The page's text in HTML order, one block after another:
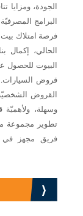
الجودة، ومزايا
البرامج
فرصة امتلاك
الحالي، إكمال
البيوت
قروض السيارات.
القروض
وسهلة،
تطوير مجموعة
فريق مجهز في